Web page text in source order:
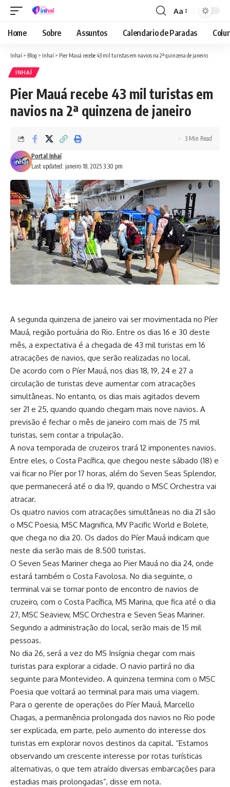
Font
Resizer
Aa
Home Sobre Assuntos Calendario de Paradas
Inhaí > Blog > Inhaí > Pier Mauá recebe 43 mil turistas em navios na 2ª quinzena de janeiro
INHAÍ
Pier Mauá recebe 43 mil turistas em
navios na 2ª quinzena de janeiro
Last updated: janeiro 18, 2025 3:30 pm
Portal Inhaí
3 Min Read
A segunda quinzena de janeiro vai ser movimentada no Píer
Mauá, região portuária do Rio. Entre os dias 16 e 30 deste
mês, a expectativa é a chegada de 43 mil turistas em 16
atracações de navios, que serão realizadas no local.
De acordo com o Píer Mauá, nos dias 18, 19, 24 e 27 a
circulação de turistas deve aumentar com atracações
simultâneas. No entanto, os dias mais agitados devem
ser 21 e 25, quando quando chegam mais nove navios. A
previsão é fechar o mês de janeiro com mais de 75 mil
turistas, sem contar a tripulação.
A nova temporada de cruzeiros trará 12 imponentes navios.
Entre eles, o Costa Pacífica, que chegou neste sábado (18) e
vai ficar no Píer por 17 horas, além do Seven Seas Splendor,
que permanecerá até o dia 19, quando o MSC Orchestra vai
atracar.
Os quatro navios com atracações simultâneas no dia 21 são
o MSC Poesia, MSC Magnifica, MV Pacific World e Bolete,
que chega no dia 20. Os dados do Píer Mauá indicam que
neste dia serão mais de 8.500 turistas.
O Seven Seas Mariner chega ao Pier Mauá no dia 24, onde
estará também o Costa Favolosa. No dia seguinte, o
terminal vai se tornar ponto de encontro de navios de
cruzeiro, com o Costa Pacífica, MS Marina, que fica até o dia
27, MSC Seaview, MSC Orchestra e Seven Seas Mariner.
Segundo a administração do local, serão mais de 15 mil
pessoas.
No dia 26, será a vez do MS Insígnia chegar com mais
turistas para explorar a cidade. O navio partirá no dia
seguinte para Montevideo. A quinzena termina com o MSC
Poesia que voltará ao terminal para mais uma viagem.
Para o gerente de operações do Píer Mauá, Marcello
Chagas, a permanência prolongada dos navios no Rio pode
ser explicada, em parte, pelo aumento do interesse dos
turistas em explorar novos destinos da capital. “Estamos
observando um crescente interesse por rotas turísticas
alternativas, o que tem atraído diversas embarcações para
estadias mais prolongadas”, disse em nota.